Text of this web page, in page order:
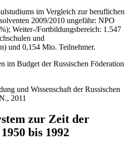
im Vergleich zur beruflichen
2009/2010 ungefähr: NPO
Weiter-/Fortbildungsbereich: 1.547
und
und 0,154 Mio. Teilnehmer.
im Budget der Russischen Föderation
und Wissenschaft der Russischen
2011
zur Zeit der
bis 1992